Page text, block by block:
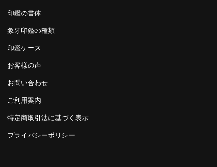
印鑑の書体
象牙印鑑の種類
印鑑ケース
お客様の声
お問い合わせ
ご利用案内
特定商取引法に基づく表示
プライバシーポリシー